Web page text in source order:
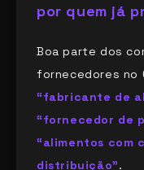
por quem já
Boa parte dos
fornecedores no
“fabricante de
“fornecedor de
“alimentos com
distribuição”.